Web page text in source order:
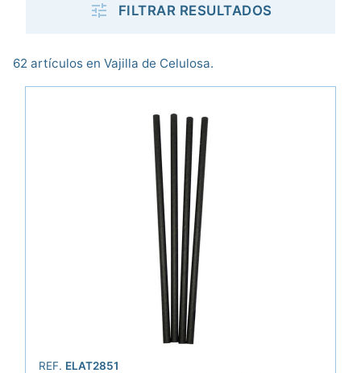
 FILTRAR RESULTADOS
62 artículos en Vajilla de Celulosa.
REF. ELAT2851